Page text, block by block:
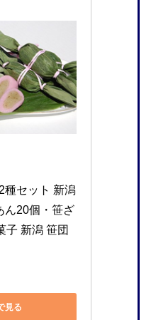
種セット 新潟
ん20個・笹ざ
子 新潟 笹団
見る